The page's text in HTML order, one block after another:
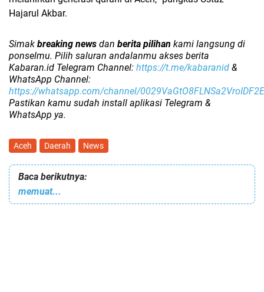
Hajarul Akbar.
Simak breaking news dan berita pilihan kami langsung di
ponselmu. Pilih saluran andalanmu akses berita
Kabaran.id Telegram Channel: https://t.me/kabaranid &
WhatsApp Channel:
https://whatsapp.com/channel/0029VaGtO8FLNSa2VroIDF2E
Pastikan kamu sudah install aplikasi Telegram &
WhatsApp ya.
Aceh Daerah News
Baca berikutnya:
memuat...